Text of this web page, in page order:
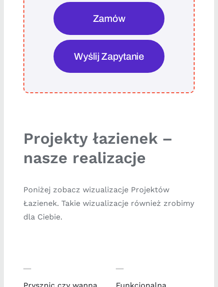
Zamów
Wyślij Zapytanie
Projekty łazienek –
nasze realizacje
Poniżej zobacz wizualizacje Projektów
Łazienek. Takie wizualizacje również zrobimy
dla Ciebie.
Prysznic czy wanna
Funkcjonalna